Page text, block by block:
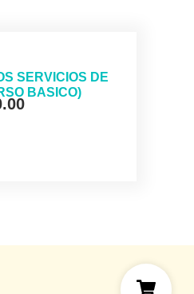
SERVICIOS DE
BASICO)